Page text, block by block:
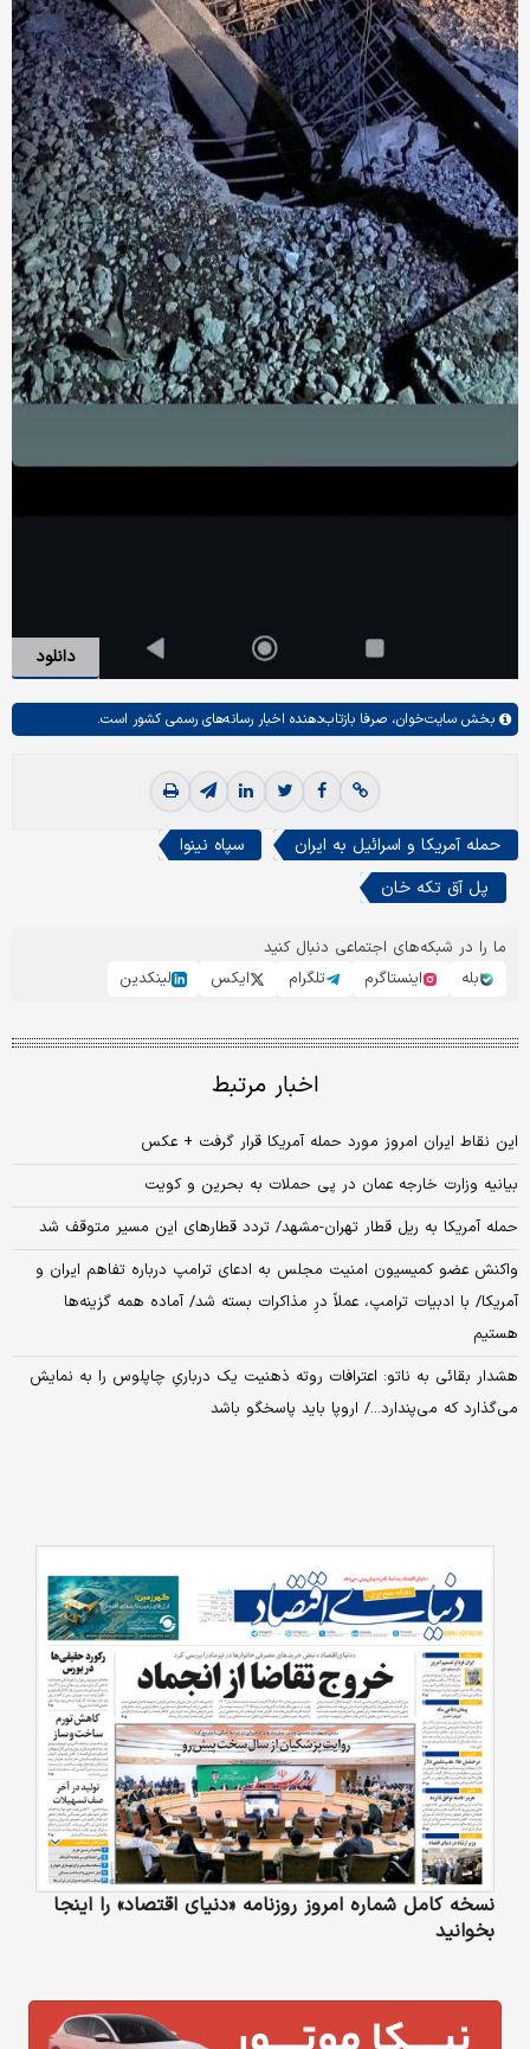
دانلود
بخش سایت‌خوان، صرفا بازتاب‌دهنده اخبار رسانه‌های رسمی کشور است.
حمله آمریکا و اسرائیل به ایران
سپاه نینوا
پل آق تکه خان
ما را در شبکه‌های اجتماعی دنبال کنید
بله
اینستاگرم تلگرام ایکس لینکدین
اخبار مرتبط
این نقاط ایران امروز مورد حمله آمریکا قرار گرفت + عکس
بیانیه وزارت خارجه عمان در پی حملات به بحرین و کویت
حمله آمریکا به ریل قطار تهران-مشهد/ تردد قطارهای این مسیر متوقف شد
واکنش عضو کمیسیون امنیت مجلس به ادعای ترامپ درباره تفاهم ایران و
آمریکا/ با ادبیات ترامپ، عملاً درِ مذاکرات بسته شد/ آماده همه گزینه‌ها
هستیم
هشدار بقائی به ناتو: اعترافات روته ذهنیت یک درباریِ چاپلوس را به نمایش
می‌گذارد که می‌پندارد.../ اروپا باید پاسخگو باشد
نسخه کامل شماره امروز روزنامه «دنیای‌ اقتصاد» را اینجا
بخوانید